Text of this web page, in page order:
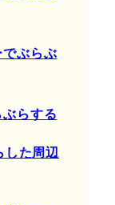
でぶらぶ
ぶらする
した周辺